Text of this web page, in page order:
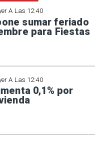
A Las 12:40
sumar feriado
para Fiestas
A Las 12:40
0,1% por